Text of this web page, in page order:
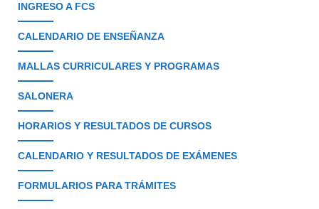
INGRESO A FCS
CALENDARIO DE ENSEÑANZA
MALLAS CURRICULARES Y PROGRAMAS
SALONERA
HORARIOS Y RESULTADOS DE CURSOS
CALENDARIO Y RESULTADOS DE EXÁMENES
FORMULARIOS PARA TRÁMITES